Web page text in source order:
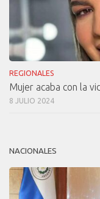
REGIONALES
Mujer acaba con la
8 JULIO 2024
NACIONALES